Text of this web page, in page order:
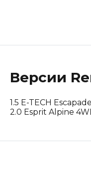
Polestar
Porsche
Версии
1.5 E-TECH
2.0 Esprit Alpine